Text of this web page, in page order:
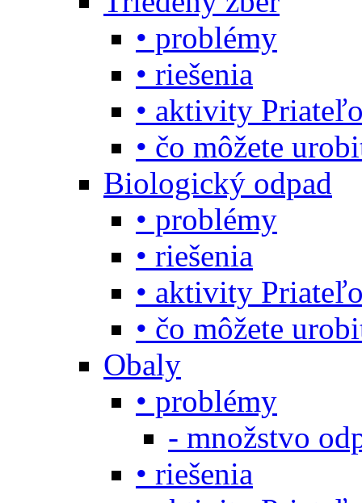
• problémy
• riešenia
• aktivity
• čo môžete
Biologický odpad
• problémy
• riešenia
• aktivity
• čo môžete
Obaly
• problémy
- množstvo
• riešenia